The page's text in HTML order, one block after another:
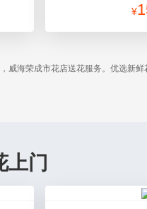
¥
威海荣成市花店送花服务。优选新
上门